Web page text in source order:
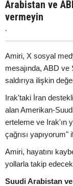
Arabistan ve
vermeyin
.
Amiri, X sosyal
mesajında, ABD
saldırıya ilişkin
Irak'taki İran
alan Amerikan-Suudi
erteleme ve Irak'ın
çağrısı yapıyorum"
Amiri, hayatını
yollarla takip
Suudi Arabistan